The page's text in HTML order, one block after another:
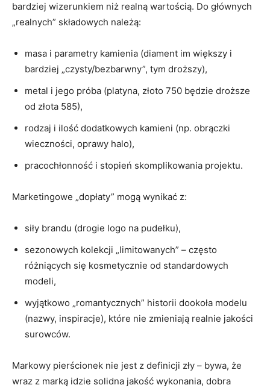
bardziej wizerunkiem niż realną wartością. Do głównych
„realnych” składowych należą:
masa i parametry kamienia (diament im większy i
bardziej „czysty/bezbarwny”, tym droższy),
metal i jego próba (platyna, złoto 750 będzie droższe
od złota 585),
rodzaj i ilość dodatkowych kamieni (np. obrączki
wieczności, oprawy halo),
pracochłonność i stopień skomplikowania projektu.
Marketingowe „dopłaty” mogą wynikać z:
siły brandu (drogie logo na pudełku),
sezonowych kolekcji „limitowanych” – często
różniących się kosmetycznie od standardowych
modeli,
wyjątkowo „romantycznych” historii dookoła modelu
(nazwy, inspiracje), które nie zmieniają realnie jakości
surowców.
Markowy pierścionek nie jest z definicji zły – bywa, że
wraz z marką idzie solidna jakość wykonania, dobra